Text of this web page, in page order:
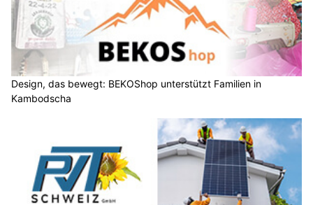
Design, das bewegt: BEKOShop unterstützt Familien in
Kambodscha